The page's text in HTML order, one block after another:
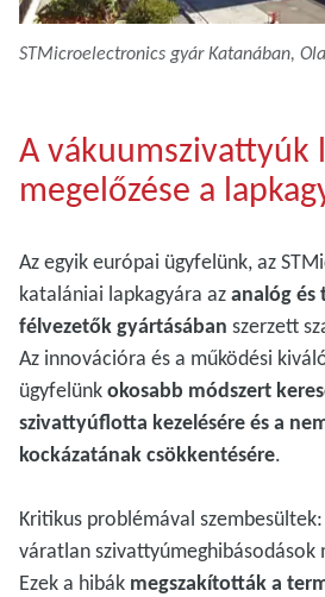
STMicroelectronics gyár Katanában,
A vákuumszivattyúk
megelőzése a
Az egyik európai ügyfelünk, az
katalániai lapkagyára azanalóg és
félvezetők gyártásában szerzett
Az innovációra és a működési
ügyfelünkokosabb módszert
szivattyúflotta kezelésére és a
kockázatának csökkentésére.
Kritikus problémával
váratlan szivattyúmeghibásodások
Ezek a hibák megszakították a